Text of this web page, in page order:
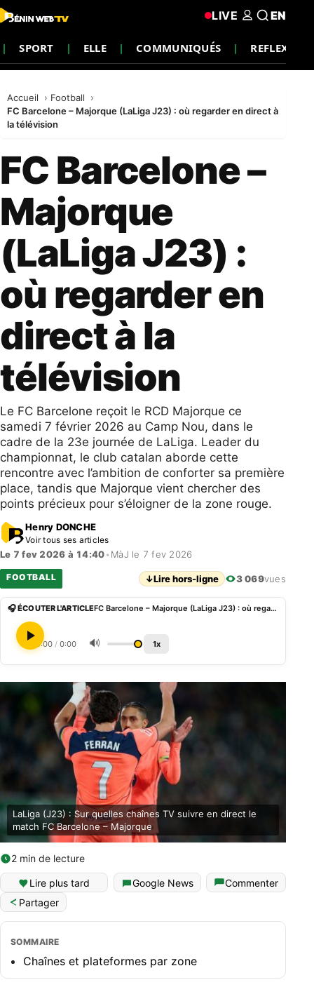
SPORT ELLE COMMUNIQUÉS REFLEXION
LIVE EN
Accueil
Football
FC Barcelone – Majorque (LaLiga J23) : où regarder en direct à
la télévision
FC Barcelone –
Majorque
(LaLiga J23) :
où regarder en
direct à la
télévision
Le FC Barcelone reçoit le RCD Majorque ce
samedi 7 février 2026 au Camp Nou, dans le
cadre de la 23e journée de LaLiga. Leader du
championnat, le club catalan aborde cette
rencontre avec l’ambition de conforter sa première
place, tandis que Majorque vient chercher des
points précieux pour s’éloigner de la zone rouge.
Henry DONCHE
Voir tous ses articles
Le 7 fev 2026 à 14:40• MàJ le 7 fev 2026
FOOTBALL ↓Lire hors-ligne 3 069vues
🎧 ÉCOUTER L'ARTICLE FC Barcelone – Majorque (LaLiga J23) : où regarder en direct à la télévision
0:00 / 0:00 🔊 1x
LaLiga (J23) : Sur quelles chaînes TV suivre en direct le
match FC Barcelone – Majorque
2 min de lecture
Lire plus tard Google News
Commenter
Partager
SOMMAIRE
Chaînes et plateformes par zone